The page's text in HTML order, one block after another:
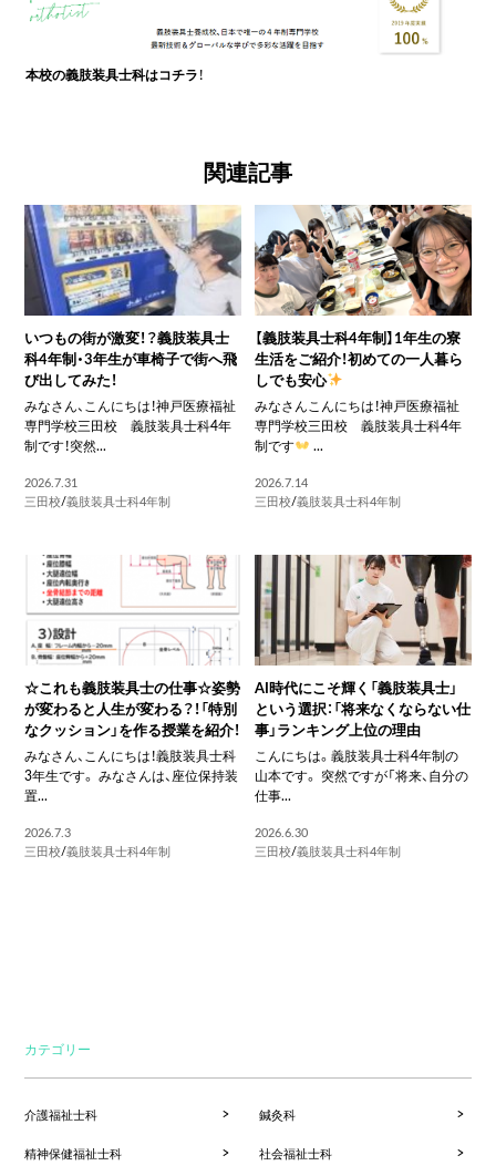
本校の義肢装具士科はコチラ！
関連記事
いつもの街が激変！？義肢装具士
科4年制・3年生が車椅子で街へ飛
び出してみた！
みなさん、こんにちは！神戸医療福祉
専門学校三田校 義肢装具士科4年
制です！突然...
2026.7.31
三田校/義肢装具士科4年制
【義肢装具士科4年制】1年生の寮
生活をご紹介！初めての一人暮ら
しでも安心
みなさんこんにちは！神戸医療福祉
専門学校三田校 義肢装具士科4年
制です
...
2026.7.14
三田校/義肢装具士科4年制
☆これも義肢装具士の仕事☆姿勢
が変わると人生が変わる？！「特別
なクッション」を作る授業を紹介！
みなさん、こんにちは！義肢装具士科
3年生です。 みなさんは、座位保持装
置...
2026.7.3
三田校/義肢装具士科4年制
AI時代にこそ輝く「義肢装具士」
という選択：「将来なくならない仕
事」ランキング上位の理由
こんにちは。義肢装具士科4年制の
山本です。 突然ですが「将来、自分の
仕事...
2026.6.30
三田校/義肢装具士科4年制
カテゴリー
介護福祉士科 鍼灸科
精神保健福祉士科 社会福祉士科